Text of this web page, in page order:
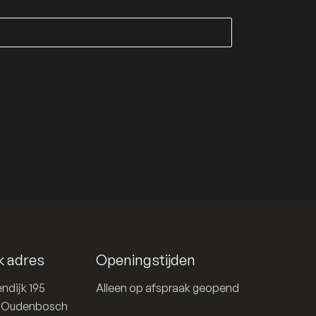
adres
195
Oudenbosch
Openingstijden
Alleen op afspraak geopend